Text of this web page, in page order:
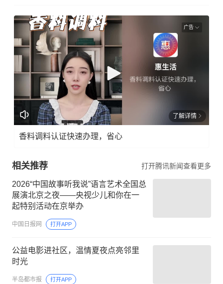
广告
了解详情
香料调料认证快速办理，省心
相关推荐 打开腾讯新闻查看更多
2026“中国故事听我说”语言艺术全国总
展演北京之夜——央视少儿和你在一
起特别活动在京举办
中国日报网 打开APP
公益电影进社区，温情夏夜点亮邻里
时光
半岛都市报 打开APP